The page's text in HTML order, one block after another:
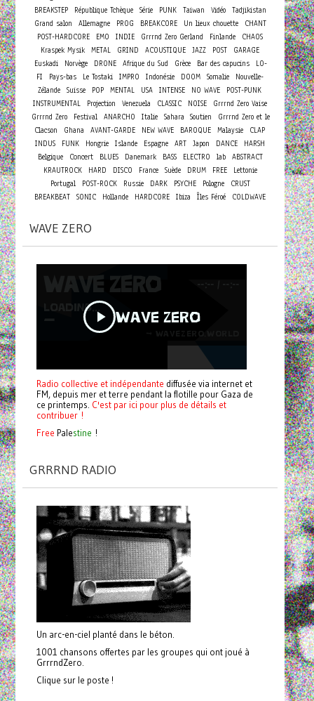
BREAKSTEP
République Tchèque Série PUNK Taiwan Vidéo
Tadjikistan
Grand salon
Allemagne PROG BREAKCORE Un lieux chouette
CHANT
POST-HARDCORE
EMO INDIE Grrrnd Zero Gerland Finlande
CHAOS
Kraspek Mysik METAL GRIND ACOUSTIQUE JAZZ POST
GARAGE
Euskadi
Norvège DRONE Afrique du Sud Grèce Bar des capucins
LO-
FI
Pays-bas Le Tostaki IMPRO Indonésie DOOM Somalie
Nouvelle-
Zélande
Suisse POP MENTAL USA INTENSE NO WAVE
POST-PUNK
INSTRUMENTAL
Projection Venezuela CLASSIC NOISE
Grrrnd Zero Vaise
Grrrnd Zero
Festival ANARCHO Italie Sahara Soutien
Grrrnd Zero et le
Clacson
Ghana AVANT-GARDE NEW WAVE BAROQUE Malaysie
CLAP
INDUS
FUNK Hongrie Islande Espagne ART Japon DANCE
HARSH
Belgique
Concert BLUES Danemark BASS ELECTRO lab
ABSTRACT
KRAUTROCK
HARD DISCO France Suède DRUM FREE
Lettonie
Portugal
POST-ROCK Russie DARK PSYCHE Pologne
CRUST
BREAKBEAT SONIC Hollande HARDCORE Ibiza Îles Féroé COLDWAVE
WAVE ZERO
Radio collective et indépendante diffusée via internet et
FM, depuis mer et terre pendant la flotille pour Gaza de
ce printemps. C'est par ici pour plus de détails et
contribuer !
Free Palestine !
GRRRND RADIO
Un arc-en-ciel planté dans le béton.
1001 chansons offertes par les groupes qui ont joué à
GrrrndZero.
Clique sur le poste !